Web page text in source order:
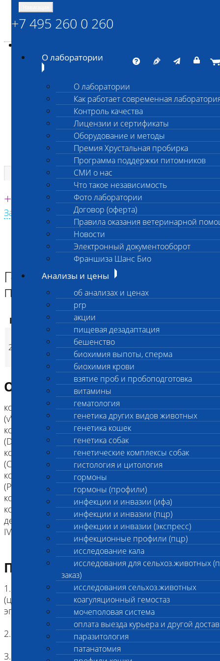
ШАНС БИО
Независимая ветеринарная лаборатория
Единая круглосуточная справочная
+7 495 260 0 260
Заказать звонок с сайта
+7 495 260 0 260
О лаборатории
О лаборатории
Как работает современная
Контроль качества
Лицензии и сертификаты
Оборудование и методы
Премия Хрустальная пробирка
Программа поддержки питомников
СМИ о нас
Что такое независимость
Фото лаборатории
Договор (оферта)
Правила оказания ветеринарной
Новости
Электронный документооборот
Франшиза Шанс Био
Анализы и цены
об анализах и ценах
prp
акции
пищевая дезадаптация
бешенство
биохимия выпоты, сперма
биохимия крови
взятие проб и пробоподготовка
витамины
гематология
генетика других видов животных
генетика кошек
генетика собак
генетические комплексы собак
гистология и цитология
гормоны
гормоны (профили)
инфекции и инвазии (ифа)
инфекции и инвазии (пцр)
инфекции и инвазии (экспресс)
инфекционные профили (пцр)
исследование кала
исследования для сельхоз.животных
заказ)
исследования сельхоз.животных
коагуляционный гемостаз
мочеполовая система
оплата выезда курьера и другой
паразитология
патанатомия
Главная страница
Анализы и цены
ГЕНЕТИЧЕСКИЕ КОМПЛЕКСЫ СОБАК
Генетический комплекс для породы котон де тулеар
Генетический комплекс для
породы котон де тулеар
Код Наименование услуг Цена, руб.
2533
Генетический
комплекс для породы
котон де тулеар
15 800p (Время
Описание исследования
код 2854 Болезнь фон Виллебранда I-го типа
(vWD type I),
код 2848 Дегенеративная миелопатия Экзон 2
(DM Ex2),
код 2508 Мультифокальная ретинопатия 2 типа
(CMR2),
код 2628 Прогрессирующая атрофия сетчатки
(PRA-prcd),
код 2982 Хондродисплазия (CDPA),
код 2614 Хондродистрофия с риском
дегенерации межпозвоночных дисков (CDDY,
IVDD).
Подготовка к исследованию
1. Кровь (2 мл) в пробирке с антикоагулянтом.
(цитрат натрия, К3ЭДТА, К2ЭДТА) , буккальный
эпителий
2. Копия родословной
3. Наличие клейма или чипа